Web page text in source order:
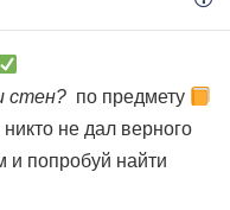
стен? по предмету
не дал верного
и попробуй найти